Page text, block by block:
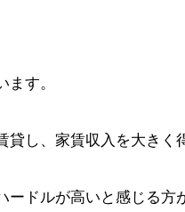
す。
し、家賃収入を大きく
ドルが高いと感じる方